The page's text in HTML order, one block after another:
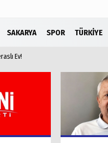
SAKARYA SPOR TÜRKIYE
Video Galeri
Foto Galeri
Etkinlikler
Ev!